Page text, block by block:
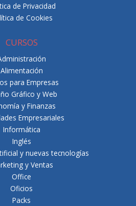
de Privacidad
de Cookies
CURSOS
Alimentación
para Empresas
Gráfico y Web
y Finanzas
Empresariales
Informática
Inglés
y nuevas tecnologías
y Ventas
Office
Oficios
Packs